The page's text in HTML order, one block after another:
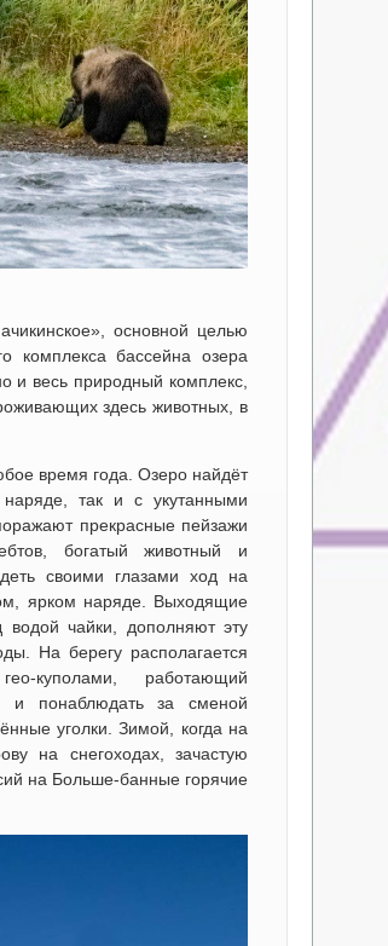
основной целью
комплекса бассейна озера
и весь природный комплекс,
здесь животных, в
время года. Озеро найдёт
так и с укутанными
прекрасные пейзажи
богатый животный и
своими глазами ход на
ярком наряде. Выходящие
чайки, дополняют эту
На берегу располагается
куполами, работающий
и понаблюдать за сменой
уголки. Зимой, когда на
на снегоходах, зачастую
на Больше-банные горячие